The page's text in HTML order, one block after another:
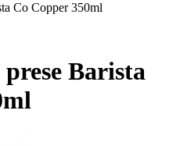
Co Copper 350ml
Barista